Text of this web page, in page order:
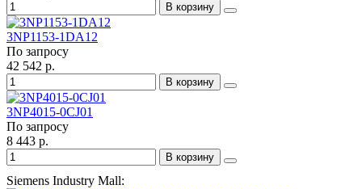
В корзину
3NP1153-1DA12
По запросу
42 542 р.
В корзину
3NP4015-0CJ01
По запросу
8 443 р.
В корзину
Siemens Industry Mall: